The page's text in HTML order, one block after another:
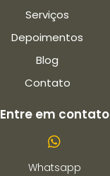
Serviços
Depoimentos
Blog
Contato
Entre em contato
Whatsapp